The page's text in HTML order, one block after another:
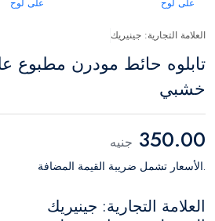
العلامة التجارية: جينيريك
تابلوه حائط مودرن مطبوع
خشبي
350.00 جنيه
.الأسعار تشمل ضريبة القيمة المضافة
العلامة التجارية: جينيريك